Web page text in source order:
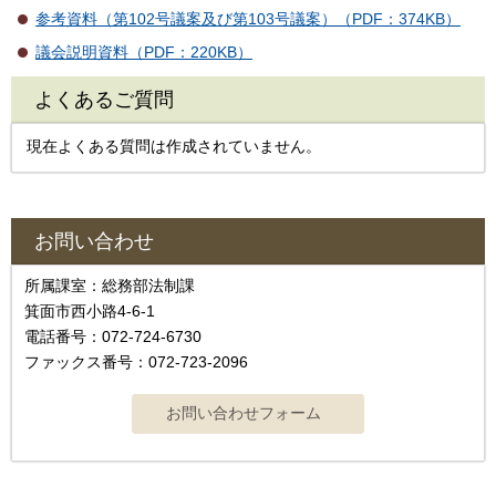
参考資料（第102号議案及び第103号議案）（PDF：374KB）
議会説明資料（PDF：220KB）
よくあるご質問
現在よくある質問は作成されていません。
お問い合わせ
所属課室：総務部法制課
箕面市西小路4‐6‐1
電話番号：072-724-6730
ファックス番号：072-723-2096